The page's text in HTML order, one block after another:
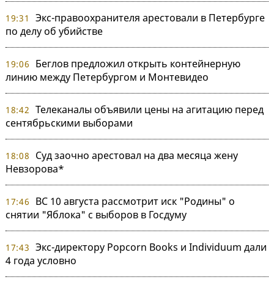
19:31
Экс-правоохранителя арестовали в Петербурге
по делу об убийстве
19:06
Беглов предложил открыть контейнерную
линию между Петербургом и Монтевидео
18:42 Телеканалы объявили цены на агитацию перед
сентябрьскими выборами
18:08
Суд заочно арестовал на два месяца жену
Невзорова*
17:46
ВС 10 августа рассмотрит иск "Родины" о
снятии "Яблока" с выборов в Госдуму
17:43 Экс-директору Popcorn Books и Individuum дали
4 года условно